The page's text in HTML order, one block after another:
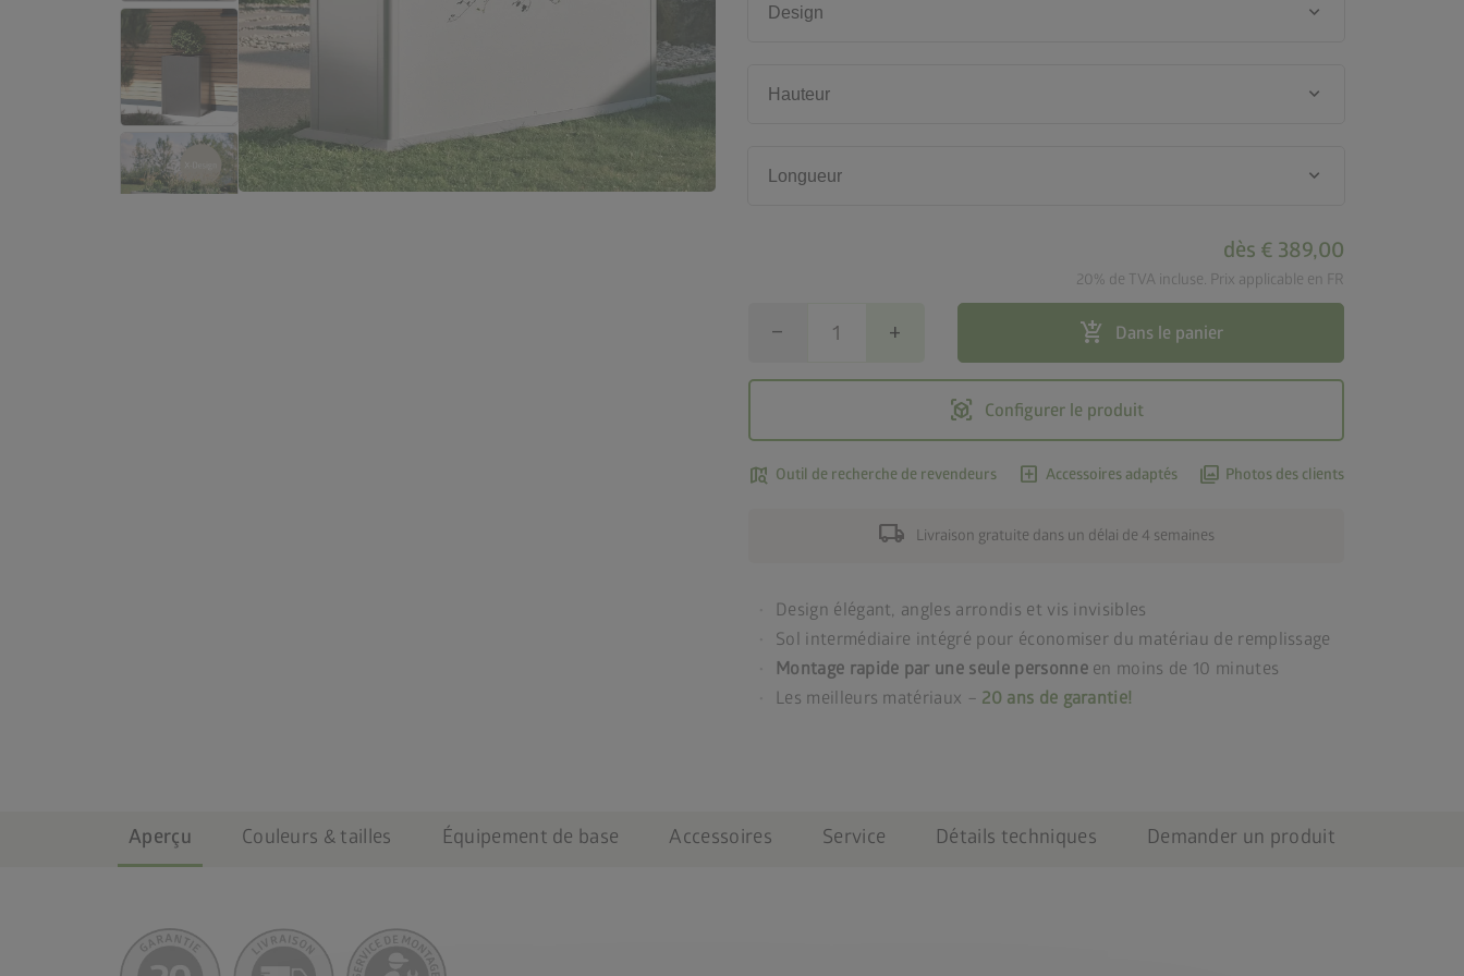
Design keyboard_arrow_down
Hauteur keyboard_arrow_down
Longueur keyboard_arrow_down
dès € 389,00
20% de TVA incluse. Prix applicable en FR
remove add add_shopping_cart Dans le panier
view_in_ar Configurer le produit
map_search Outil de recherche de revendeurs add_box Accessoires adaptés photo_library Photos des clients
local_shipping Livraison gratuite dans un délai de 4 semaines
Design élégant, angles arrondis et vis invisibles
Sol intermédiaire intégré pour économiser du matériau de remplissage
Montage rapide par une seule personne en moins de 10 minutes
Les meilleurs matériaux – 20 ans de garantie!
Aperçu Couleurs & tailles Équipement de base Accessoires Service Détails techniques Demander un produit